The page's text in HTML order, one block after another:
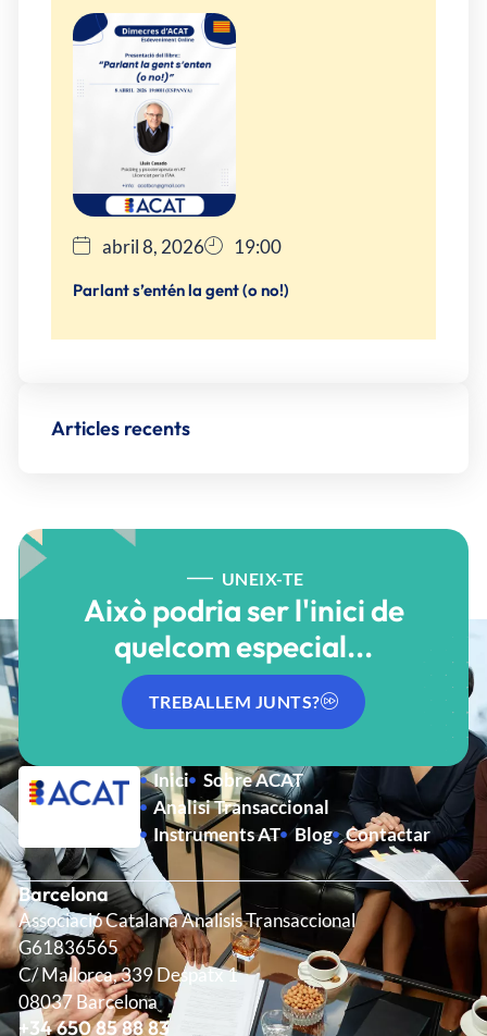
abril 8, 2026 19:00
Parlant s’entén la gent (o no!)
Articles recents
UNEIX-TE
Això podria ser l'inici de
quelcom especial...
TREBALLEM JUNTS?
Inici
Sobre ACAT
Analisi Transaccional
Instruments AT Blog Contactar
Barcelona
Associació Catalana Analisis Transaccional
G61836565
C/ Mallorca, 339 Despatx 1
08037 Barcelona
+34 650 85 88 83